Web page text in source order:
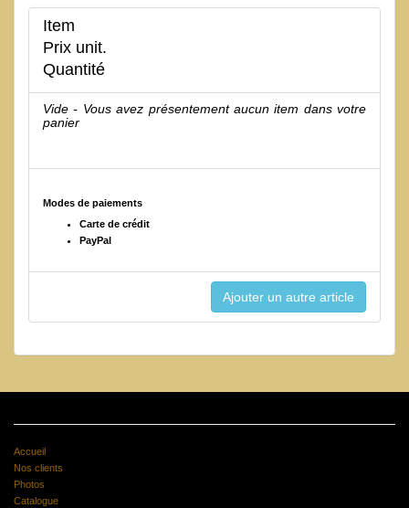
Item
Prix unit.
Quantité
Vide - Vous avez présentement aucun item dans votre
panier
Modes de paiements
Carte de crédit
PayPal
Accueil
Nos clients
Photos
Catalogue